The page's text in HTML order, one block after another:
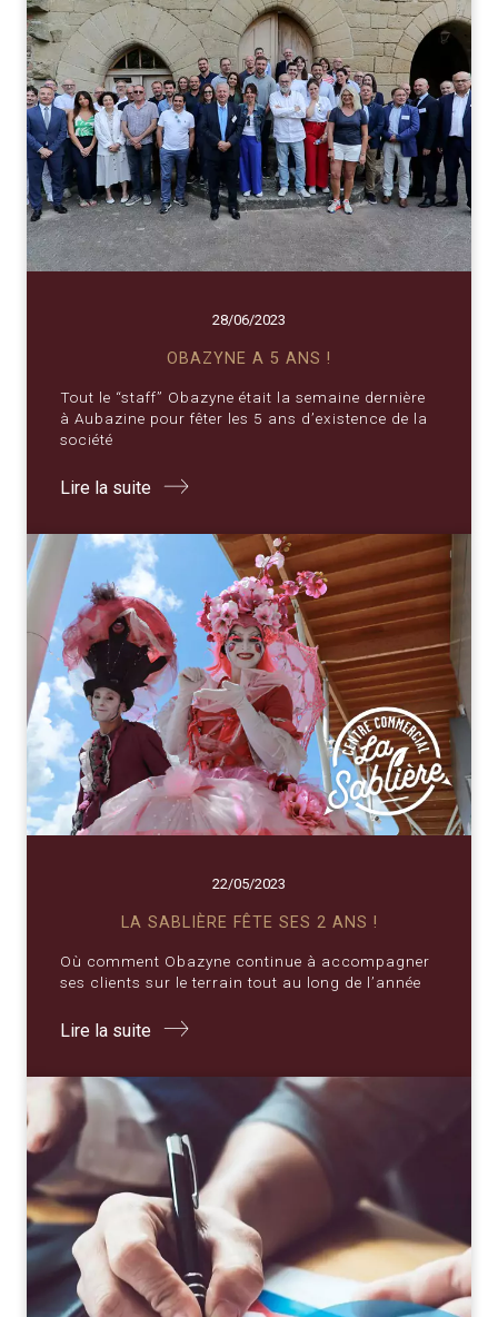
28/06/2023
OBAZYNE A 5 ANS !
Tout le “staff” Obazyne était la semaine dernière
à Aubazine pour fêter les 5 ans d’existence de la
société
Lire la suite
22/05/2023
LA SABLIÈRE FÊTE SES 2 ANS !
Où comment Obazyne continue à accompagner
ses clients sur le terrain tout au long de l’année
Lire la suite